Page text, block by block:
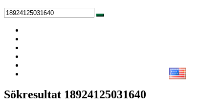
Sökresultat 18924125031640